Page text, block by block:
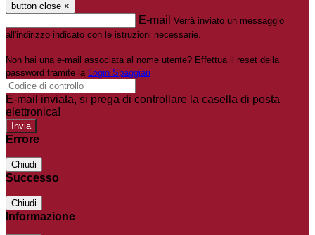
button close ×
E-mail Verrà inviato un messaggio
all'indirizzo indicato con le istruzioni necessarie.
Non hai una e-mail associata al nome utente? Effettua il reset della
password tramite la Login Spaggiari
E-mail inviata, si prega di controllare la casella di posta
elettronica!
Errore
Chiudi
Successo
Chiudi
Informazione